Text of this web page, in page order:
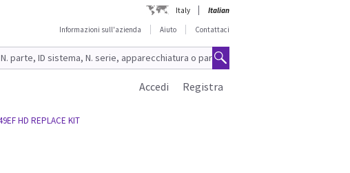
Italy
Italian
Informazioni sull'azienda
Aiuto Contattaci
Registra
Accedi
HD REPLACE KIT